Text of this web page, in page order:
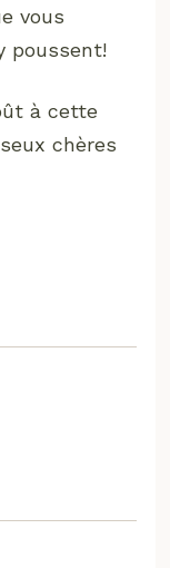
vous
poussent!
à cette
chères